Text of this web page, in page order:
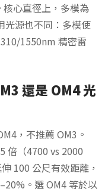
心直徑上，多模為
源也不同：多模使
1550nm 精密雷
還是 OM4 光
，不推薦 OM3。
倍（4700 vs 2000
100 公尺有效距離，
。選 OM4 等於以